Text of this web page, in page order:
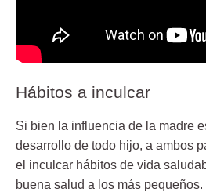
Hábitos a inculcar
Si bien la influencia de la madre
desarrollo de todo hijo, a ambos
el inculcar hábitos de vida
buena salud a los más